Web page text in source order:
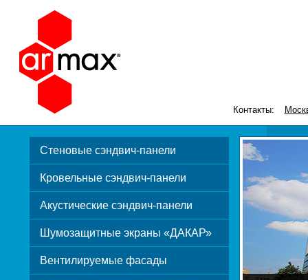
Контакты:
Стеновые сэндвич-панели
Кровельные сэндвич-панели
Акустические сэндвич-панели
Шумозащитные экраны «ДАКАР»
Вентилируемые фасады